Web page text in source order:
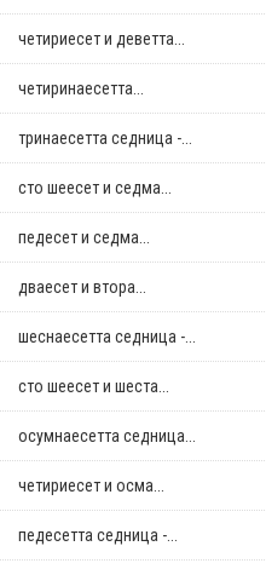
четириесет и деветта...
четиринаесетта...
тринаесетта седница -...
сто шеесет и седма...
педесет и седма...
дваесет и втора...
шеснаесетта седница -...
сто шеесет и шеста...
осумнaесетта седница...
четириесет и осма...
педесетта седница -...